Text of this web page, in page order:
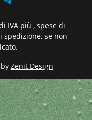
by Zenit Design
IVA più , spese di
se non